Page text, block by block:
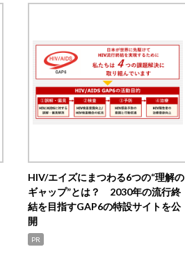
HIV/エイズにまつわる6つの“理解の
ギャップ”とは？ 2030年の流行終
結を目指すGAP6の特設サイトを公
開
PR